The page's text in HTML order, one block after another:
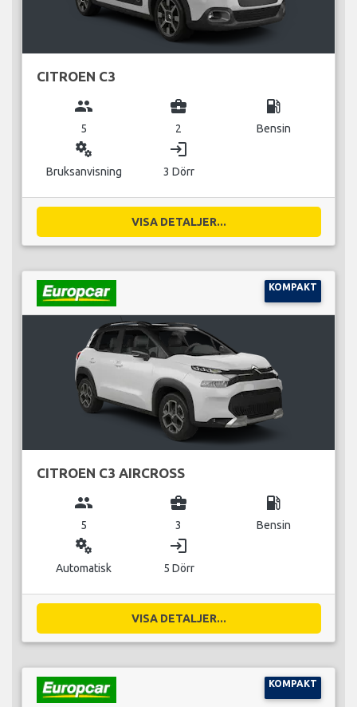
CITROEN C3
group
5
business_center
2
local_gas_station
Bensin
miscellaneous_services
Bruksanvisning
login
3 Dörr
VISA DETALJER...
KOMPAKT
CITROEN C3 AIRCROSS
group
5
business_center
3
local_gas_station
Bensin
miscellaneous_services
Automatisk
login
5 Dörr
VISA DETALJER...
KOMPAKT